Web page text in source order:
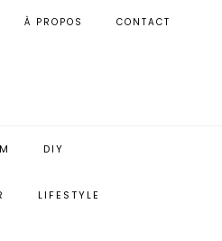
À PROPOS CONTACT
DIY
LIFESTYLE